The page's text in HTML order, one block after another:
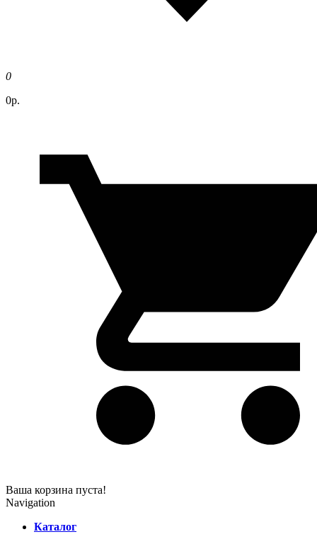
0
0р.
Ваша корзина пуста!
Navigation
Каталог